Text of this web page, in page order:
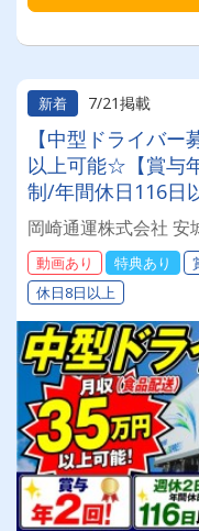
新着 7/21掲載
【中型ドライバ
以上可能☆【賞与
制/年間休日116日
万円有】配送エリ
り帰宅できる！【
【働きやすい職場
年の安定企業で働
岡崎通運株式会社 安
動画あり 特典あり
休日8日以上